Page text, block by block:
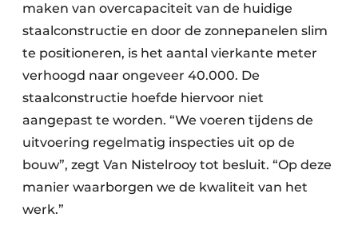
maken van overcapaciteit van de huidige
staalconstructie en door de zonnepanelen slim
te positioneren, is het aantal vierkante meter
verhoogd naar ongeveer 40.000. De
staalconstructie hoefde hiervoor niet
aangepast te worden. “We voeren tijdens de
uitvoering regelmatig inspecties uit op de
bouw”, zegt Van Nistelrooy tot besluit. “Op deze
manier waarborgen we de kwaliteit van het
werk.”